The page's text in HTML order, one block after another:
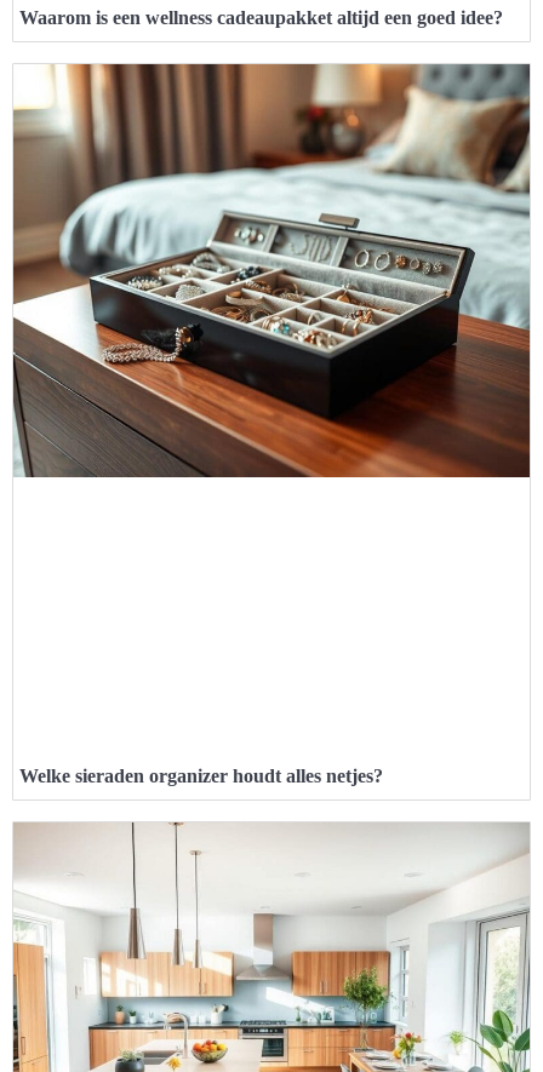
Waarom is een wellness cadeaupakket altijd een goed idee?
Welke sieraden organizer houdt alles netjes?